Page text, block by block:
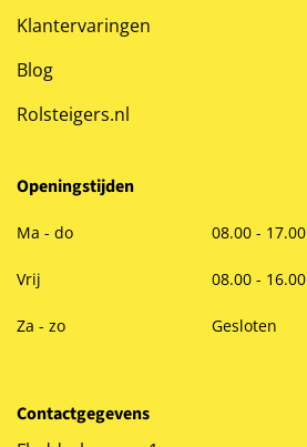
Klantervaringen
Blog
Rolsteigers.nl
Openingstijden
Ma - do 08.00 - 17.00
Vrij 08.00 - 16.00
Za - zo Gesloten
Contactgegevens